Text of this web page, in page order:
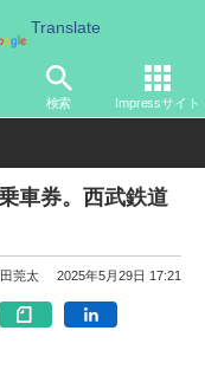
Translate
検索 Impressサイト
関東私鉄
車券。西武鉄道
莞太 2025年5月29日 17:21